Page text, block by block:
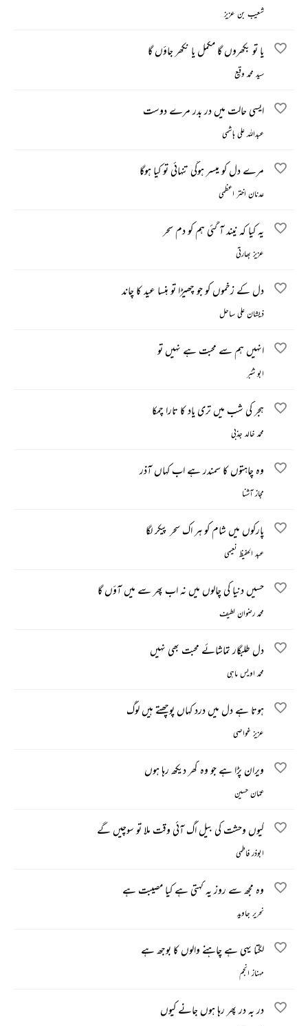
شعیب بن عزیز
یا تو بکھروں گا مکمل یا نکھر جاؤں گا
سید محمد وقیع
ایسی حالت میں در بدر مرے دوست
عبداللہ علی ہاشمی
مرے دل کو میسر ہوگی تنہائی تو کیا ہوگا
عدنان اختر اعظمی
یہ کیا کہ نیند آ گئی ہم کو دم سحر
عزیز بھارتی
دل کے زخموں کو جو چھیڑا تو ہنسا عید کا چاند
ذیشان علی ساحل
انہیں ہم سے محبت ہے نہیں تو
ابو شبّر
ہجر کی شب میں تری یاد کا تارا چمکا
محمد خالد جذبی
وہ چاہتوں کا سمندر ہے اب کہاں آذر
مجاز آشنا
پارکوں میں شام کو ہر اک سحر پیکر لگا
عبد الحفیظ نعیمی
حسیں دنیا کی چالوں میں نہ اب پھر سے میں آؤں گا
محمد رضوان لطیف
دل طلبگار تماشائے محبت بھی نہیں
محمد اویس ماہی
ہوتا ہے دل میں درد کہاں پوچھتے ہیں لوگ
عزیز غواصی
ویران پڑا ہے جو وہ گھر دیکھ رہا ہوں
عمّان حسین
کیوں وحشت کی بیل اگ آئی وقت ملا تو سوچیں گے
ابوذر فاطمی
وہ مجھ سے روز یہ کہتی ہے کیا مصیبت ہے
نحریر جاوید
لگتا یہی ہے چاہنے والوں کا بوجھ ہے
مہناز انجم
در بہ در پھر رہا ہوں جانے کیوں